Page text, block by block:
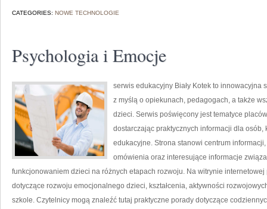
CATEGORIES: NOWE TECHNOLOGIE
Psychologia i Emocje
serwis edukacyjny Biały Kotek to innowacyjna
z myślą o opiekunach, pedagogach, a także
dzieci. Serwis poświęcony jest tematyce
dostarczając praktycznych informacji dla
edukacyjne. Strona stanowi centrum
omówienia oraz interesujące informacje
funkcjonowaniem dzieci na różnych etapach rozwoju. Na witrynie
dotyczące rozwoju emocjonalnego dzieci, kształcenia, aktywności
szkole. Czytelnicy mogą znaleźć tutaj praktyczne porady dotyczące